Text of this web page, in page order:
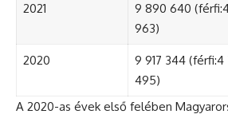
2021
9 890 640 (férfi:4
963)
2020
9 917 344 (férfi:4
495)
A 2020-as évek első felében